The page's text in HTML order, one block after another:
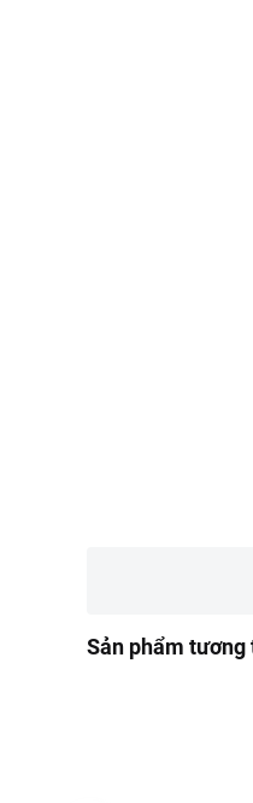
Sản phẩm tương